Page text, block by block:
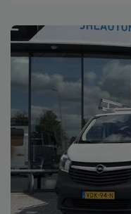
Bekijk deze auto